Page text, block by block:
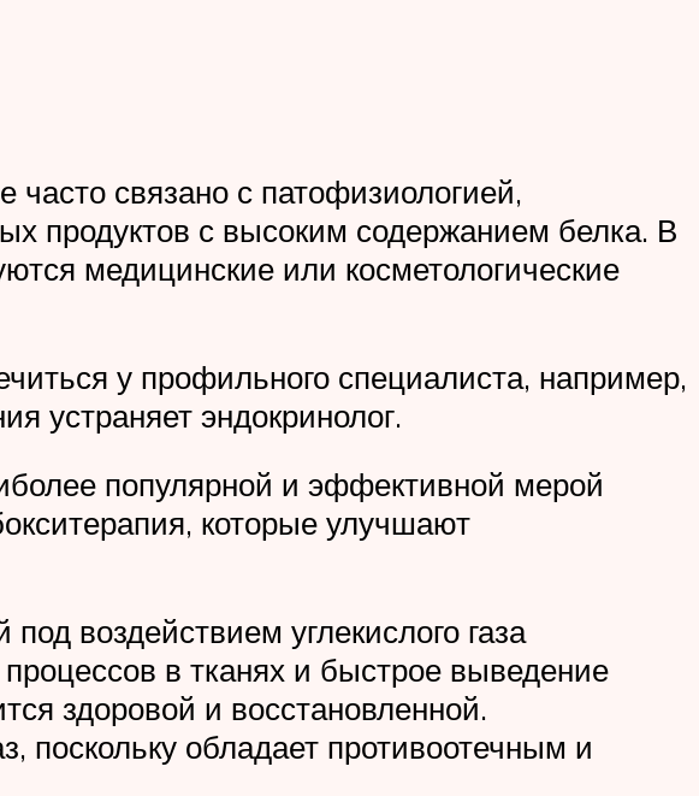
часто связано с патофизиологией,
продуктов с высоким содержанием белка. В
медицинские или косметологические
у профильного специалиста, например,
устраняет эндокринолог.
популярной и эффективной мерой
которые улучшают
воздействием углекислого газа
в тканях и быстрое выведение
здоровой и восстановленной.
поскольку обладает противоотечным и